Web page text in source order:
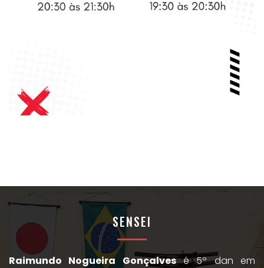
SENSEI
Raimundo Nogueira Gonçalvesé 5º dan em